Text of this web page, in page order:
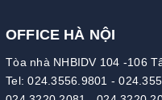
OFFICE HÀ NỘI
Tòa nhà NHBIDV 104 -106
Tel:024.3556.9801 -